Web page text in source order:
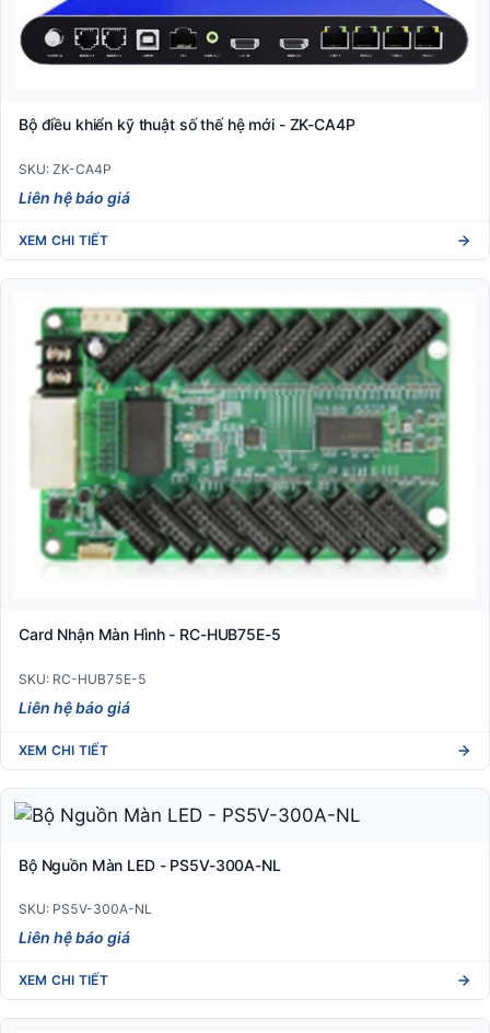
Bộ điều khiển kỹ thuật số thế hệ mới - ZK-CA4P
SKU: ZK-CA4P
Liên hệ báo giá
XEM CHI TIẾT
Card Nhận Màn Hình - RC-HUB75E-5
SKU: RC-HUB75E-5
Liên hệ báo giá
XEM CHI TIẾT
Bộ Nguồn Màn LED - PS5V-300A-NL
SKU: PS5V-300A-NL
Liên hệ báo giá
XEM CHI TIẾT